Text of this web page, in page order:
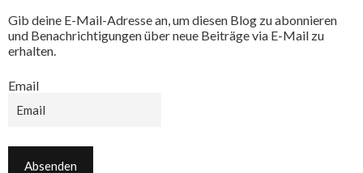
Gib deine E-Mail-Adresse an, um diesen Blog zu abonnieren
und Benachrichtigungen über neue Beiträge via E-Mail zu
erhalten.
Email